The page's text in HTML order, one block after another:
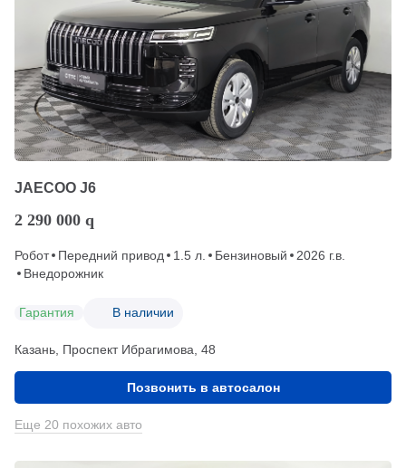
JAECOO J6
2 290 000 q
Робот Передний привод 1.5 л. Бензиновый
2026 г.в.
Внедорожник
Гарантия В наличии
Казань, Проспект Ибрагимова, 48
Позвонить в автосалон
Еще 20 похожих авто